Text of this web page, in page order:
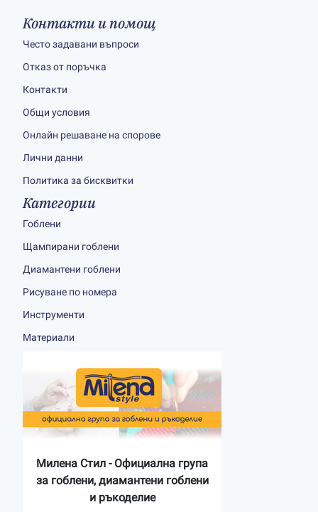
Контакти и помощ
Често задавани въпроси
Отказ от поръчка
Контакти
Общи условия
Онлайн решаване на спорове
Лични данни
Политика за бисквитки
Категории
Гоблени
Щампирани гоблени
Диамантени гоблени
Рисуване по номера
Инструменти
Материали
Милена Стил - Официална група
за гоблени, диамантени гоблени
и ръкоделие